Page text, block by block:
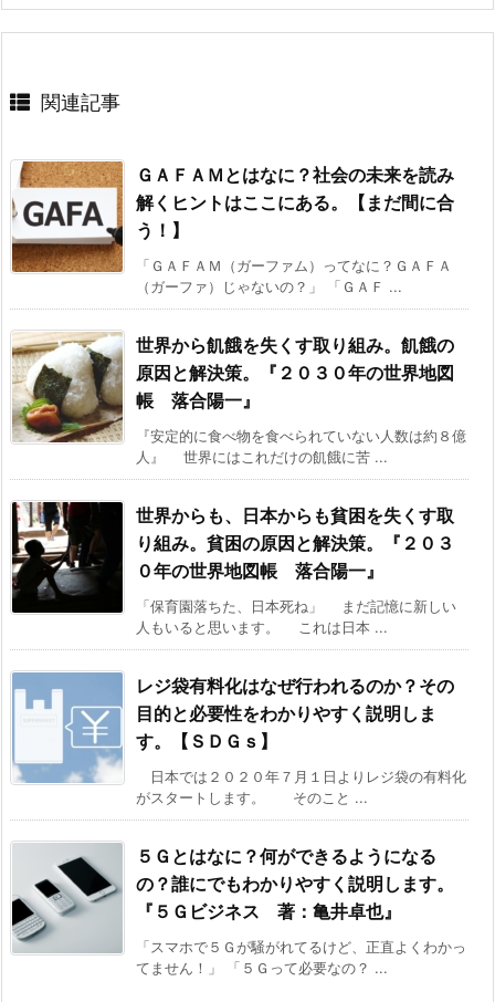
関連記事
ＧＡＦＡＭとはなに？社会の未来を読み
解くヒントはここにある。【まだ間に合
う！】
「ＧＡＦＡＭ（ガーファム）ってなに？ＧＡＦＡ
（ガーファ）じゃないの？」 「ＧＡＦ ...
世界から飢餓を失くす取り組み。飢餓の
原因と解決策。『２０３０年の世界地図
帳 落合陽一』
『安定的に食べ物を食べられていない人数は約８億
人』 世界にはこれだけの飢餓に苦 ...
世界からも、日本からも貧困を失くす取
り組み。貧困の原因と解決策。『２０３
０年の世界地図帳 落合陽一』
「保育園落ちた、日本死ね」 まだ記憶に新しい
人もいると思います。 これは日本 ...
レジ袋有料化はなぜ行われるのか？その
目的と必要性をわかりやすく説明しま
す。【ＳＤＧｓ】
日本では２０２０年７月１日よりレジ袋の有料化
がスタートします。 そのこと ...
５Ｇとはなに？何ができるようになる
の？誰にでもわかりやすく説明します。
『５Ｇビジネス 著：亀井卓也』
「スマホで５Ｇが騒がれてるけど、正直よくわかっ
てません！」 「５Ｇって必要なの？ ...